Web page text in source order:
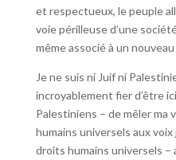
et respectueux, le peuple
voie périlleuse d’une
même associé à un
Je ne suis ni Juif ni
incroyablement fier d’être
Palestiniens – de mêler ma
humains universels aux
droits humains universels